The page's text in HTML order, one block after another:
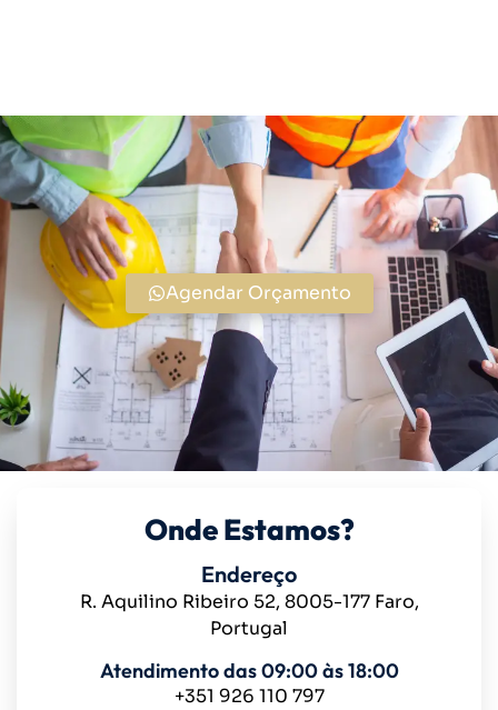
Agendar Orçamento
Onde Estamos?
Endereço
R. Aquilino Ribeiro 52, 8005-177 Faro,
Portugal
Atendimento das 09:00 às 18:00
+351 926 110 797